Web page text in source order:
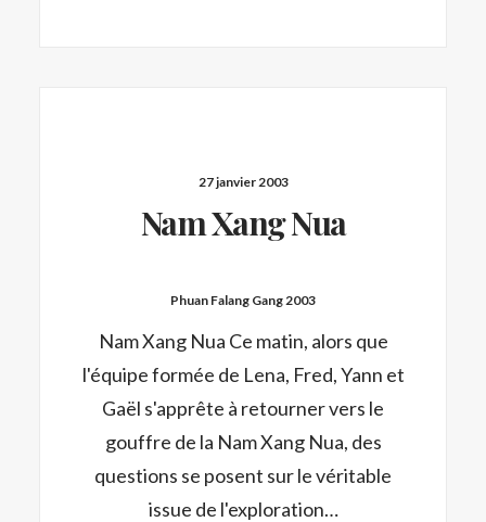
27 janvier 2003
Nam Xang Nua
Phuan Falang Gang 2003
Nam Xang Nua Ce matin, alors que
l'équipe formée de Lena, Fred, Yann et
Gaël s'apprête à retourner vers le
gouffre de la Nam Xang Nua, des
questions se posent sur le véritable
issue de l'exploration…